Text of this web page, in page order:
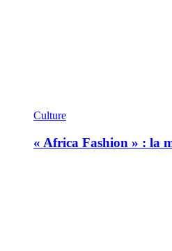
Culture
« Africa Fashion » : la